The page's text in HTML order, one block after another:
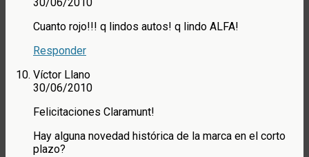
Cuanto rojo!!! q lindos autos! q lindo ALFA!
Responder
Víctor Llano
30/06/2010
Felicitaciones Claramunt!
Hay alguna novedad histórica de la marca en el corto
plazo?